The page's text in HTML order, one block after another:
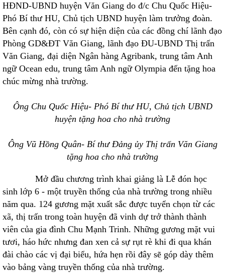
HĐND-UBND huyện Văn Giang do đ/c Chu Quốc Hiệu-
Phó Bí thư HU, Chủ tịch UBND huyện làm trưởng đoàn.
Bên cạnh đó, còn có sự hiện diện của các đồng chí lãnh đạo
Phòng GD&ĐT Văn Giang, lãnh đạo ĐU-UBND Thị trấn
Văn Giang, đại diện Ngân hàng Agribank, trung tâm Anh
ngữ Ocean edu, trung tâm Anh ngữ Olympia đến tặng hoa
chúc mừng nhà trường.
Ông Chu Quốc Hiệu- Phó Bí thư HU, Chủ tịch UBND
huyện tặng hoa cho nhà trường
Ông Vũ Hồng Quân- Bí thư Đảng ủy Thị trấn Văn Giang
tặng hoa cho nhà trường
Mở đầu chương trình khai giảng là Lễ đón học
sinh lớp 6 - một truyền thống của nhà trường trong nhiều
năm qua. 124 gương mặt xuất sắc được tuyển chọn từ các
xã, thị trấn trong toàn huyện đã vinh dự trở thành thành
viên của gia đình Chu Mạnh Trinh. Những gương mặt vui
tươi, háo hức nhưng đan xen cả sự rụt rè khi đi qua khán
đài chào các vị đại biểu, hứa hẹn rồi đây sẽ góp dày thêm
vào bảng vàng truyền thống của nhà trường.